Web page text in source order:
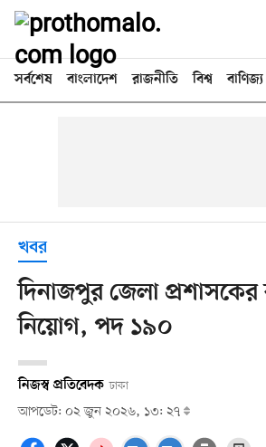
সর্বশেষ বাংলাদেশ রাজনীতি বিশ্ব বাণিজ্য
খবর
দিনাজপুর জেলা প্রশাসকের
নিয়োগ, পদ ১৯০
নিজস্ব প্রতিবেদক ঢাকা
আপডেট: ০২ জুন ২০২৬, ১৩: ২৭